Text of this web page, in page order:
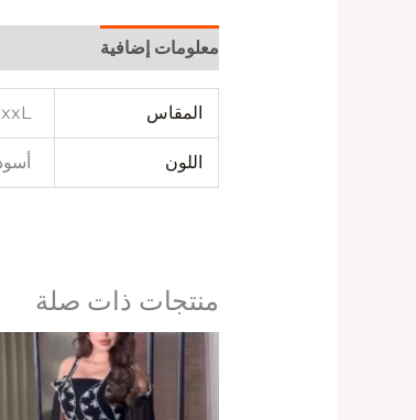
معلومات إضافية
المقاس
اللون
منتجات ذات صلة